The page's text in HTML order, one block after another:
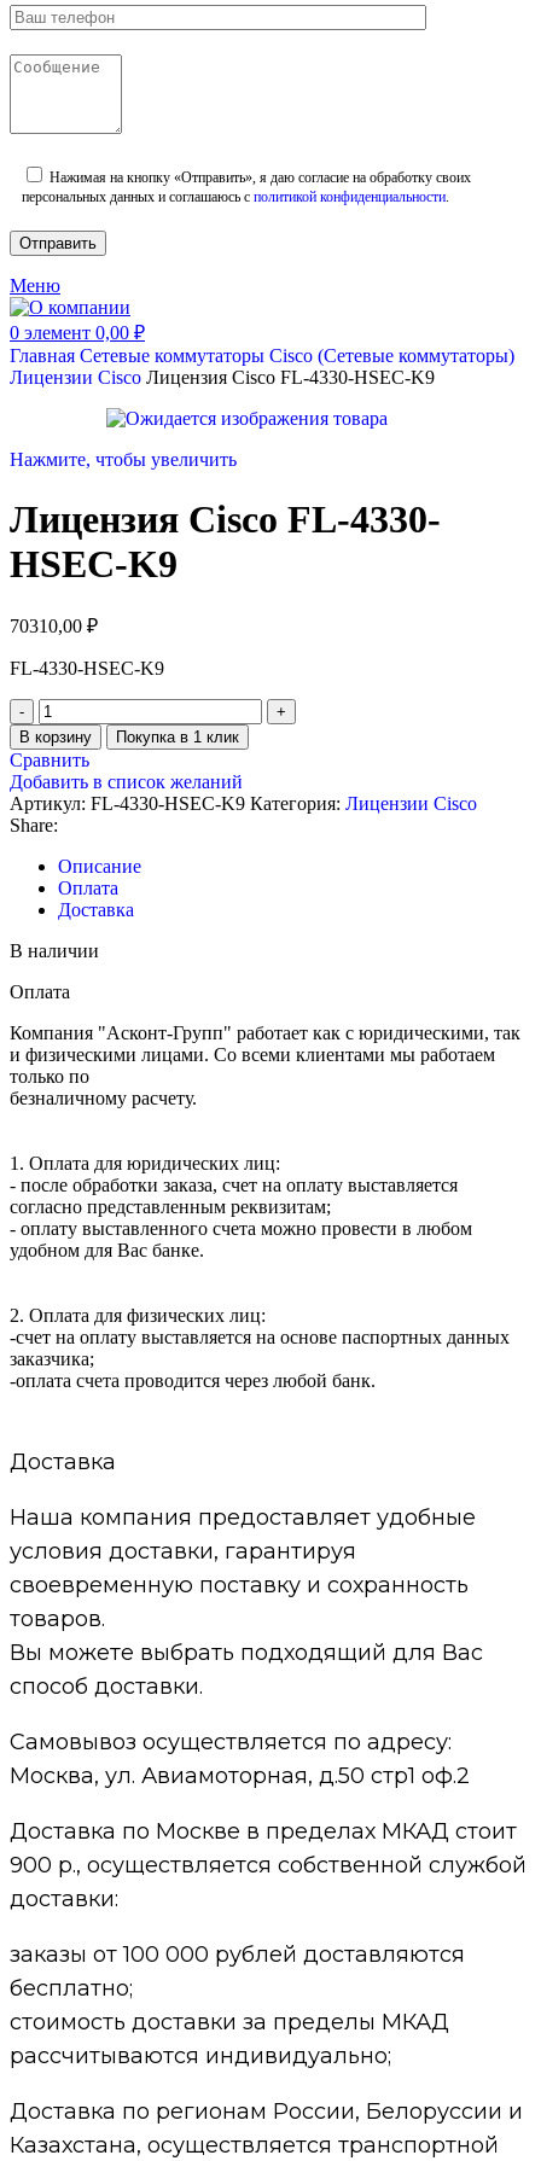
Нажимая на кнопку «Отправить», я даю согласие на обработку своих
персональных данных и соглашаюсь с политикой конфиденциальности.
Меню
0 элемент 0,00 ₽
Главная Сетевые коммутаторы Cisco (Сетевые коммутаторы)
Лицензии Cisco Лицензия Cisco FL-4330-HSEC-K9
Нажмите, чтобы увеличить
Лицензия Cisco FL-4330-
HSEC-K9
70310,00 ₽
FL-4330-HSEC-K9
В корзину Покупка в 1 клик
Сравнить
Добавить в список желаний
Артикул: FL-4330-HSEC-K9 Категория: Лицензии Cisco
Share:
Описание
Оплата
Доставка
В наличии
Оплата
Компания "Асконт-Групп" работает как с юридическими, так
и физическими лицами. Со всеми клиентами мы работаем
только по
безналичному расчету.
1. Оплата для юридических лиц:
- после обработки заказа, счет на оплату выставляется
согласно представленным реквизитам;
- оплату выставленного счета можно провести в любом
удобном для Вас банке.
2. Оплата для физических лиц:
-счет на оплату выставляется на основе паспортных данных
заказчика;
-оплата счета проводится через любой банк.
Доставка
Наша компания предоставляет удобные
условия доставки, гарантируя
своевременную поставку и сохранность
товаров.
Вы можете выбрать подходящий для Вас
способ доставки.
Самовывоз осуществляется по адресу:
Москва, ул. Авиамоторная, д.50 стр1 оф.2
Доставка по Москве в пределах МКАД стоит
900 р., осуществляется собственной службой
доставки:
заказы от 100 000 рублей доставляются
бесплатно;
cтоимость доставки за пределы МКАД
рассчитываются индивидуально;
Доставка по регионам России, Белоруссии и
Казахстана, осуществляется транспортной